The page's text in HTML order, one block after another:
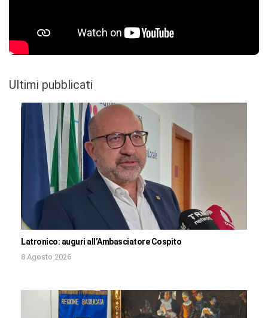
Ultimi pubblicati
Latronico: auguri all’Ambasciatore Cospito
8 Agosto 2026